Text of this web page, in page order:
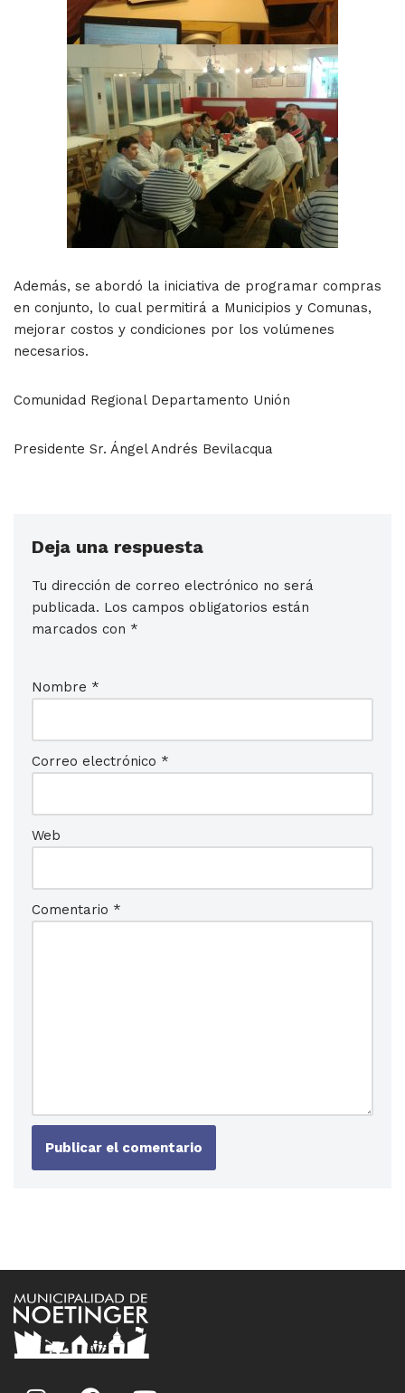
Además, se abordó la iniciativa de programar compras
en conjunto, lo cual permitirá a Municipios y Comunas,
mejorar costos y condiciones por los volúmenes
necesarios.
Comunidad Regional Departamento Unión
Presidente Sr. Ángel Andrés Bevilacqua
Deja una respuesta
Tu dirección de correo electrónico no será
publicada. Los campos obligatorios están
marcados con *
Nombre *
Correo electrónico *
Web
Comentario *